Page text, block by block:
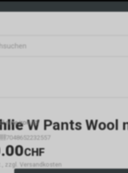
nine iron XSW Pants Wool
7048652232557
CHF
zzgl. Versandkosten